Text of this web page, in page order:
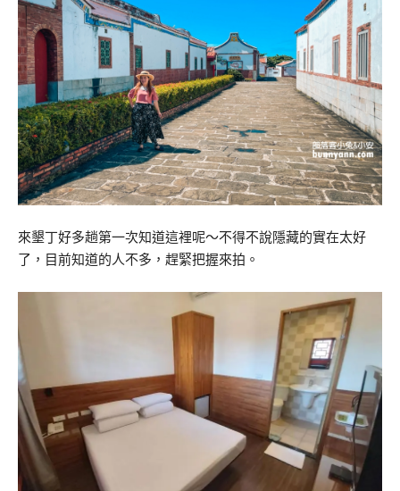
來墾丁好多趟第一次知道這裡呢～不得不說隱藏的實在太好
了，目前知道的人不多，趕緊把握來拍。